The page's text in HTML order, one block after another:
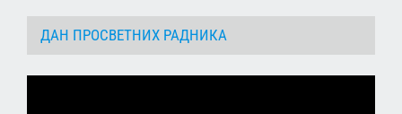
ДАН ПРОСВЕТНИХ РАДНИКА